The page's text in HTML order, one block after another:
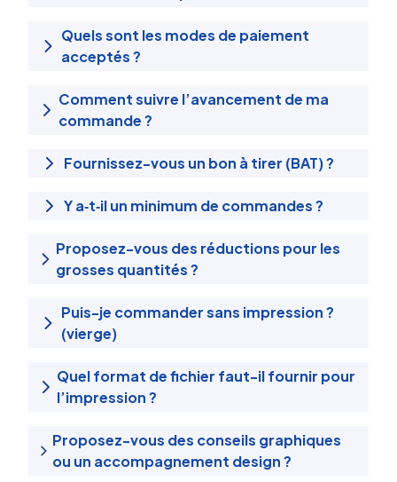
Quels sont les modes de paiement
acceptés ?
Comment suivre l’avancement de ma
commande ?
Fournissez-vous un bon à tirer (BAT) ?
Y a‑t‑il un minimum de commandes ?
Proposez-vous des réductions pour les
grosses quantités ?
Puis-je commander sans impression ?
(vierge)
Quel format de fichier faut-il fournir pour
l’impression ?
Proposez-vous des conseils graphiques
ou un accompagnement design ?